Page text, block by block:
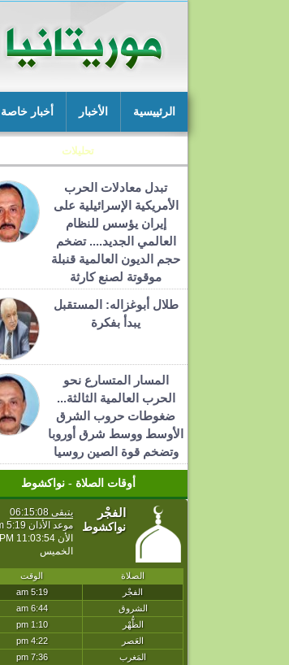
الرئييسية الأخبار أخبار خاصة
تحليلات
تبدل معادلات الحرب
الأمريكية الإسرائيلية على
إيران يؤسس للنظام
العالمي الجديد.... تضخم
حجم الديون العالمية قنبلة
موقوتة لصنع كارثة
طلال أبوغزاله: المستقبل
يبدأ بفكرة
المسار المتسارع نحو
الحرب العالمية الثالثة...
ضغوطات حروب الشرق
الأوسط ووسط شرق أوروبا
وتضخم قوة الصين روسيا
أوقات الصلاة - نواكشوط